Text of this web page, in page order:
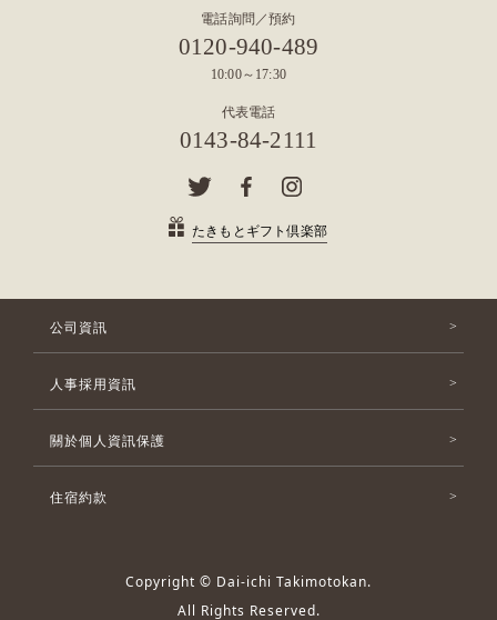
電話詢問／預約
0120-940-489
10:00～17:30
代表電話
0143-84-2111
たきもとギフト倶楽部
公司資訊
人事採用資訊
關於個人資訊保護
住宿約款
Copyright © Dai-ichi Takimotokan.
All Rights Reserved.